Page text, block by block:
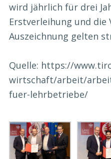
wird jährlich für drei
Erstverleihung und die
Auszeichnung gelten
Quelle: https://
wirtschaft/arbeit/
fuer-lehrbetriebe/